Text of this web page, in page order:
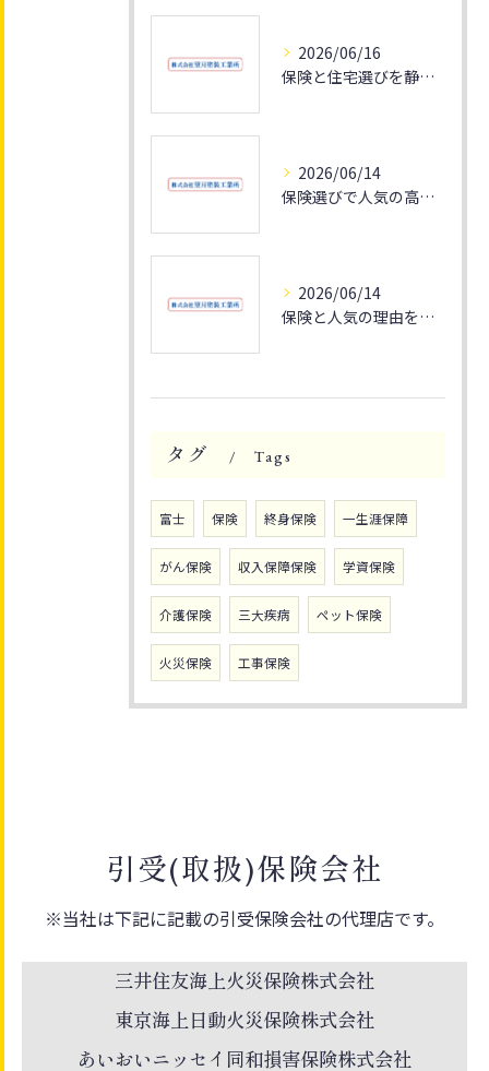
2026/06/16
保険と住宅選びを静岡県静岡市清水区の災害リスクや資産性から徹底解説
2026/06/14
保険選びで人気の高い静岡県富士市のポイントと家計最適化の秘訣
2026/06/14
保険と人気の理由を静岡県富士市で家族の安心とライフプランに活かす方法
タグ Tags
富士 保険 終身保険 一生涯保障
がん保険 収入保障保険 学資保険
介護保険 三大疾病 ペット保険
火災保険 工事保険
引受(取扱)保険会社
※当社は下記に記載の引受保険会社の代理店です。
三井住友海上火災保険株式会社
東京海上日動火災保険株式会社
あいおいニッセイ同和損害保険株式会社